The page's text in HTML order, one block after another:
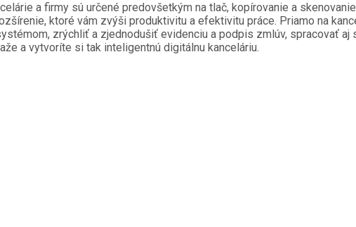
a firmy sú určené predovšetkým na tlač, kopírovanie a
ktoré vám zvýši produktivitu a efektivitu práce. Priamo na
zrýchliť a zjednodušiť evidenciu a podpis zmlúv, spracovať aj
a vytvoríte si tak inteligentnú digitálnu kanceláriu.